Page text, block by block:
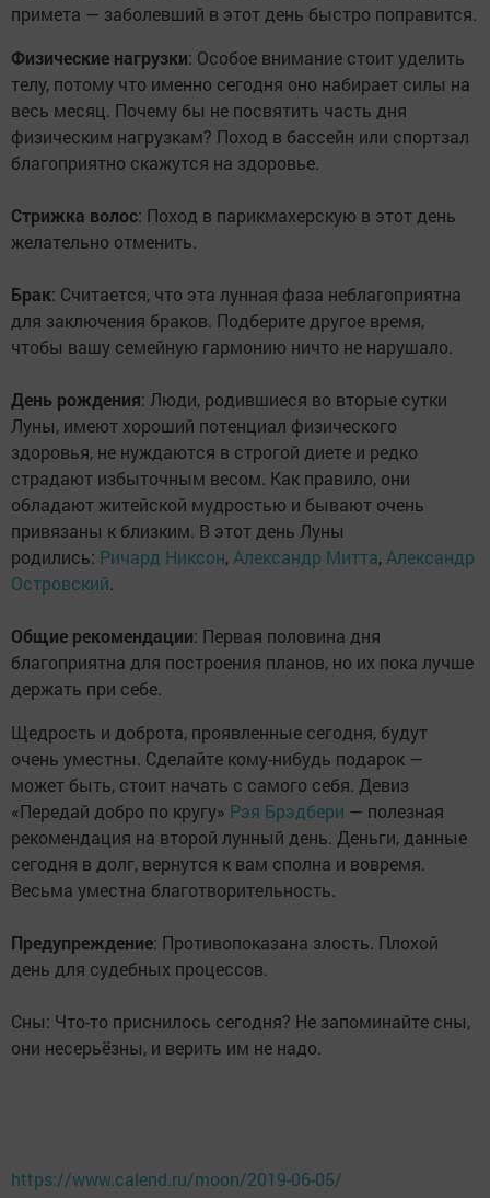
примета — заболевший в этот день быстро поправится.
Физические нагрузки: Особое внимание стоит уделить
телу, потому что именно сегодня оно набирает силы на
весь месяц. Почему бы не посвятить часть дня
физическим нагрузкам? Поход в бассейн или спортзал
благоприятно скажутся на здоровье.
Стрижка волос: Поход в парикмахерскую в этот день
желательно отменить.
Брак: Считается, что эта лунная фаза неблагоприятна
для заключения браков. Подберите другое время,
чтобы вашу семейную гармонию ничто не нарушало.
День рождения: Люди, родившиеся во вторые сутки
Луны, имеют хороший потенциал физического
здоровья, не нуждаются в строгой диете и редко
страдают избыточным весом. Как правило, они
обладают житейской мудростью и бывают очень
привязаны к близким. В этот день Луны
родились: Ричард Никсон, Александр Митта, Александр
Островский.
Общие рекомендации: Первая половина дня
благоприятна для построения планов, но их пока лучше
держать при себе.
Щедрость и доброта, проявленные сегодня, будут
очень уместны. Сделайте кому-нибудь подарок —
может быть, стоит начать с самого себя. Девиз
«Передай добро по кругу» Рэя Брэдбери — полезная
рекомендация на второй лунный день. Деньги, данные
сегодня в долг, вернутся к вам сполна и вовремя.
Весьма уместна благотворительность.
Предупреждение: Противопоказана злость. Плохой
день для судебных процессов.
Сны: Что-то приснилось сегодня? Не запоминайте сны,
они несерьёзны, и верить им не надо.
https://www.calend.ru/moon/2019-06-05/